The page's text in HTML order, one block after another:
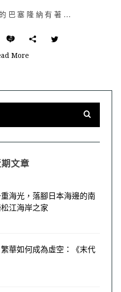
充滿藝術氣息的巴塞隆納有著達利與高第的身影，有著熱情卻緩慢的浪漫步調，除了藝術繚繞整座城市外「咖啡館…
More
文章
海光，落腳日本海邊的南
江海岸之家
華如何成為虛空：《末代